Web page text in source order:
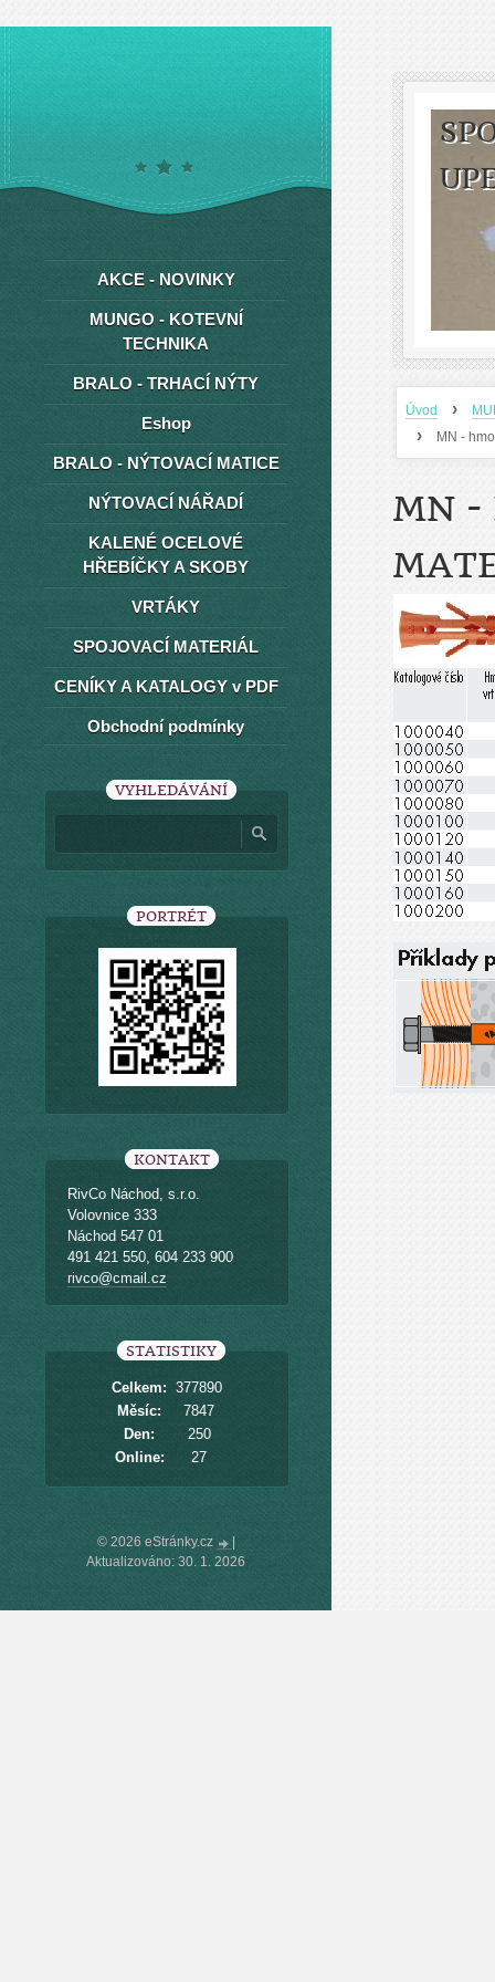
Úvod ›
› MN -
MN -
AKCE - NOVINKY
MUNGO - KOTEVNÍ
TECHNIKA
BRALO - TRHACÍ NÝTY
Eshop
BRALO - NÝTOVACÍ MATICE
NÝTOVACÍ NÁŘADÍ
KALENÉ OCELOVÉ
HŘEBÍČKY A SKOBY
VRTÁKY
SPOJOVACÍ MATERIÁL
CENÍKY A KATALOGY v PDF
Obchodní podmínky
VYHLEDÁVÁNÍ
PORTRÉT
KONTAKT
RivCo Náchod, s.r.o.
Volovnice 333
Náchod 547 01
491 421 550, 604 233 900
rivco@cmail.cz
STATISTIKY
Online: 27
Celkem: 377890
Měsíc:
7847
Den:
250
© 2026 eStránky.cz
Aktualizováno: 30. 1. 2026